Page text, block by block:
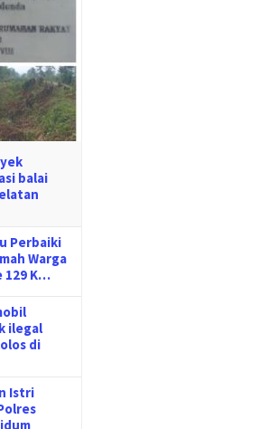
balai
Perbaiki
Warga
129 K…
ilegal
di
Istri